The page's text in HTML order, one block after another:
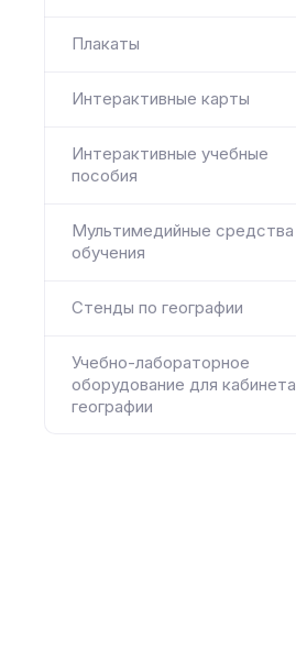
Плакаты
Интерактивные карты
Интерактивные учебные
пособия
Мультимедийные средства
обучения
Стенды по географии
Учебно-лабораторное
оборудование для кабинета
географии